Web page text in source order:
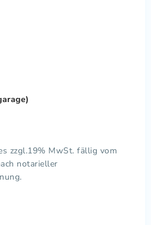
zzgl.19% MwSt. fällig vom
notarieller